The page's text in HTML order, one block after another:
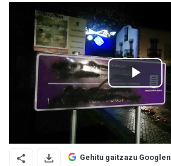
Gehitu gaitzazu Googlen